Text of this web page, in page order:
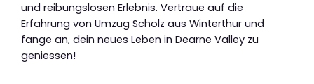
und reibungslosen Erlebnis. Vertraue auf die
Erfahrung von Umzug Scholz aus Winterthur und
fange an, dein neues Leben in Dearne Valley zu
geniessen!